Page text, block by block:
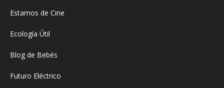
Estamos de Cine
Ecología Útil
Blog de Bebés
Futuro Eléctrico